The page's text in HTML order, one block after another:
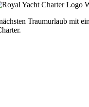
Traumurlaub mit